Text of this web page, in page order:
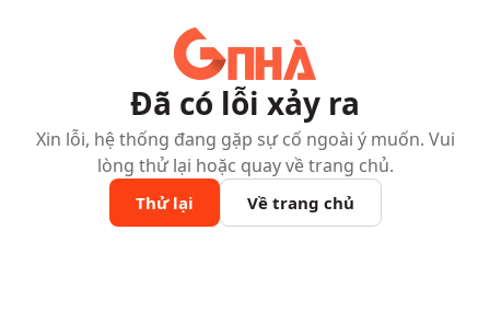
Đã có lỗi xảy ra
Xin lỗi, hệ thống đang gặp sự cố ngoài ý muốn. Vui
lòng thử lại hoặc quay về trang chủ.
Thử lại Về trang chủ